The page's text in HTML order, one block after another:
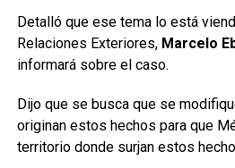
Detalló que ese tema lo está
Relaciones Exteriores, Marcelo
informará sobre el caso.
Dijo que se busca que se
originan estos hechos para que
territorio donde surjan estos